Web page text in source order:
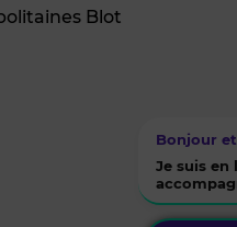
Blot
Bonjour
Je suis en